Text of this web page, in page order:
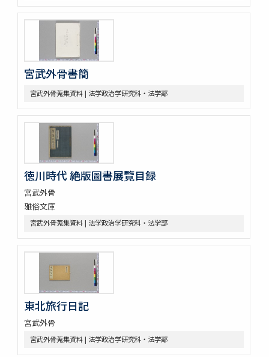
宮武外骨書簡
宮武外骨蒐集資料 | 法学政治学研究科・法学部
徳川時代 絶版圖書展覽目録
宮武外骨
雅俗文庫
宮武外骨蒐集資料 | 法学政治学研究科・法学部
東北旅行日記
宮武外骨
宮武外骨蒐集資料 | 法学政治学研究科・法学部